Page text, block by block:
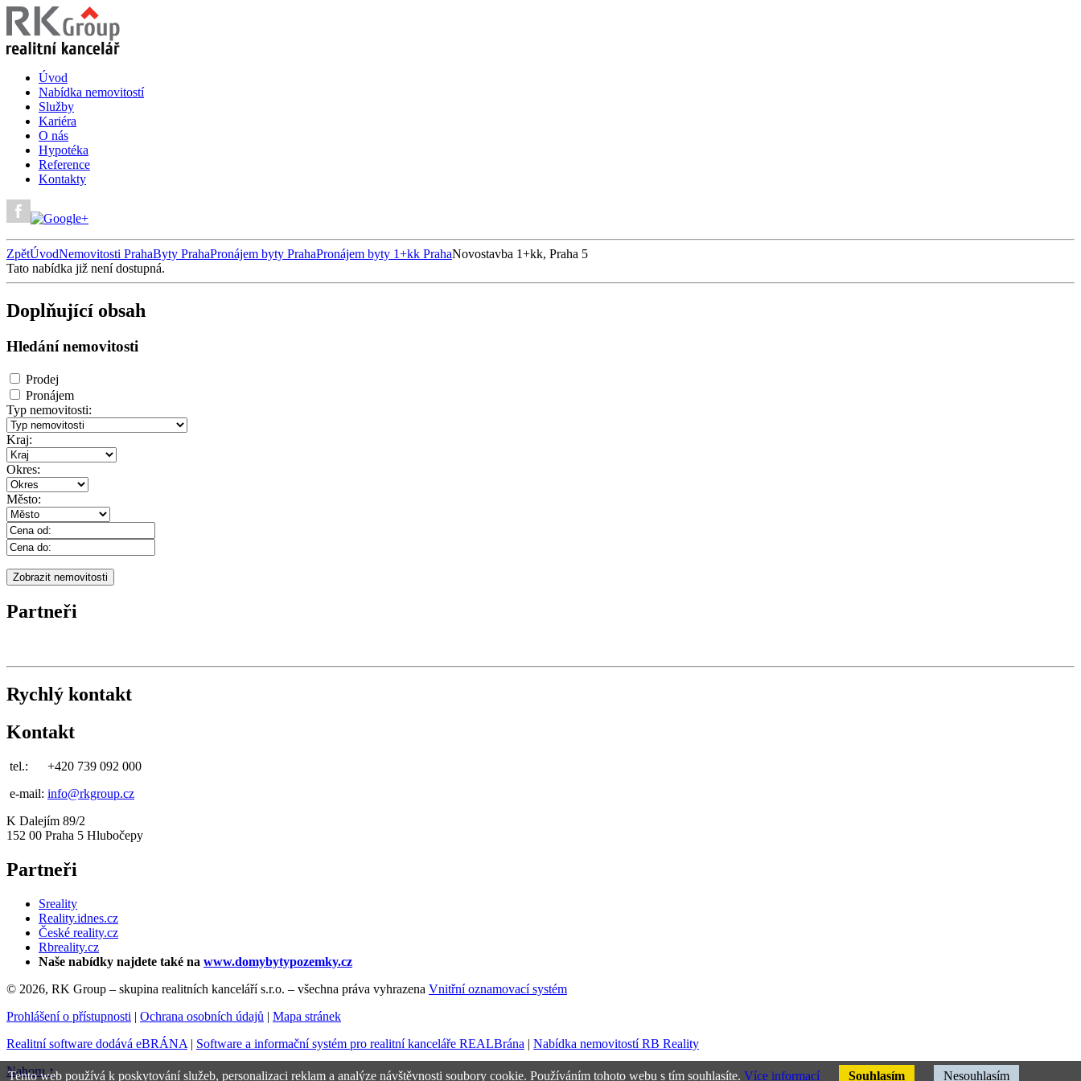
Úvod
Nabídka nemovitostí
Služby
Kariéra
O nás
Hypotéka
Reference
Kontakty
ZpětÚvodNemovitosti PrahaByty PrahaPronájem byty PrahaPronájem byty 1+kk PrahaNovostavba 1+kk, Praha 5
Tato nabídka již není dostupná.
Doplňující obsah
Hledání nemovitosti
Prodej
Pronájem
Typ nemovitosti:
Kraj:
Okres:
Město:
Partneři
Rychlý kontakt
Kontakt
tel.: +420 739 092 000
e-mail: info@rkgroup.cz
K Dalejím 89/2
152 00 Praha 5 Hlubočepy
Partneři
Sreality
Reality.idnes.cz
České reality.cz
Rbreality.cz
Naše nabídky najdete také na www.domybytypozemky.cz
© 2026, RK Group – skupina realitních kanceláří s.r.o. – všechna práva vyhrazena Vnitřní oznamovací systém
Prohlášení o přístupnosti | Ochrana osobních údajů | Mapa stránek
Realitní software dodává eBRÁNA | Software a informační systém pro realitní kanceláře REALBrána | Nabídka nemovitostí RB Reality
Nahoru ↑
Tento web používá k poskytování služeb, personalizaci reklam a analýze návštěvnosti soubory cookie. Používáním tohoto webu s tím souhlasíte. Více informací Souhlasím Nesouhlasím